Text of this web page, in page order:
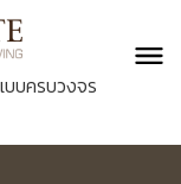
บครบวงจร